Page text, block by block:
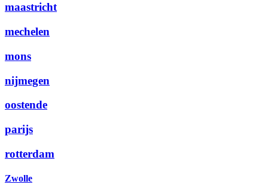
maastricht
mechelen
mons
nijmegen
oostende
parijs
rotterdam
Zwolle